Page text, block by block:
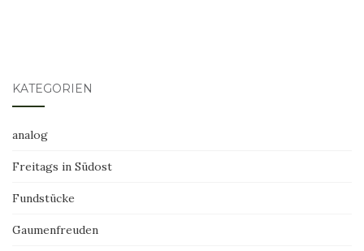
KATEGORIEN
analog
Freitags in Südost
Fundstücke
Gaumenfreuden